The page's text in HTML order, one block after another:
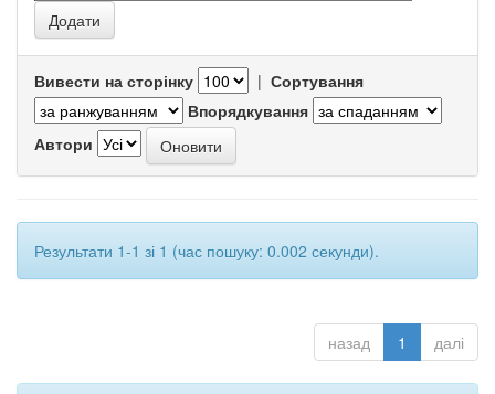
Вивести на сторінку | Сортування
Впорядкування
Автори
Результати 1-1 зі 1 (час пошуку: 0.002 секунди).
назад 1 далі